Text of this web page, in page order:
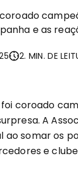
e as
2. MIN. DE
coroado
A
ao somar os
e